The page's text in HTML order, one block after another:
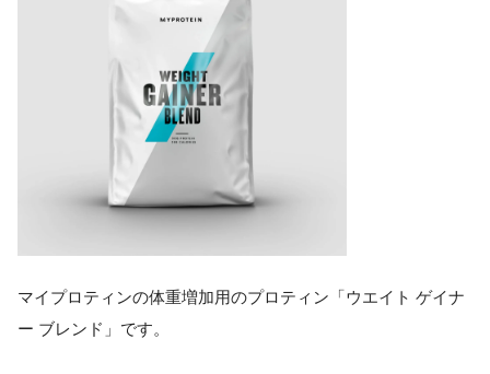
マイプロティンの体重増加用のプロティン「ウエイト ゲイナ
ー ブレンド」です。